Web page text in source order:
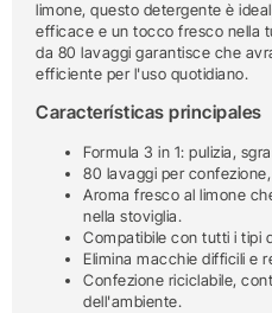
limone, questo detergente è
efficace e un tocco fresco nella
da 80 lavaggi garantisce che
efficiente per l'uso quotidiano.
Características principales
Formula 3 in 1: pulizia,
80 lavaggi per
Aroma fresco al limone
nella stoviglia.
Compatibile con tutti i tipi
Elimina macchie difficili e
Confezione riciclabile,
dell'ambiente.